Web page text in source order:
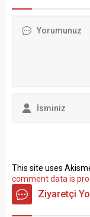
TÜRK-İŞ Genel
This site uses
comment data is
Ziyaretçi